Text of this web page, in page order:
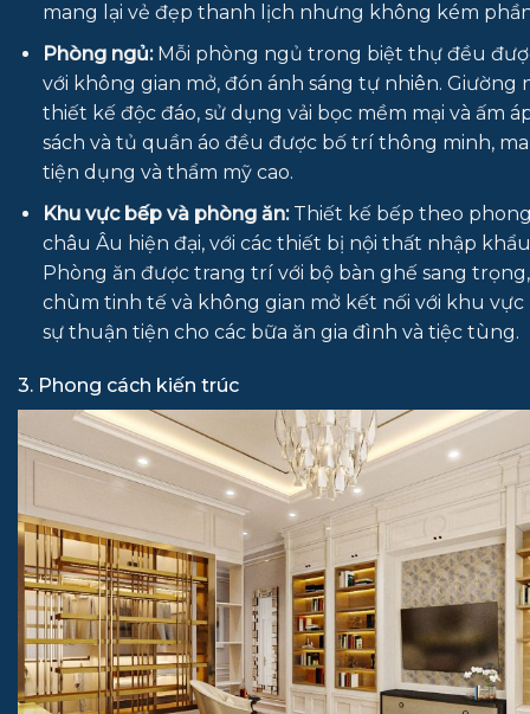
mang lại vẻ đẹp thanh lịch nhưng không kém
Phòng ngủ:Mỗi phòng ngủ trong biệt thự đều
với không gian mở, đón ánh sáng tự nhiên. Giường
thiết kế độc đáo, sử dụng vải bọc mềm mại và ấm
sách và tủ quần áo đều được bố trí thông minh,
tiện dụng và thẩm mỹ cao.
Khu vực bếp và phòng ăn:Thiết kế bếp theo
châu Âu hiện đại, với các thiết bị nội thất nhập
Phòng ăn được trang trí với bộ bàn ghế sang
chùm tinh tế và không gian mở kết nối với khu vực
sự thuận tiện cho các bữa ăn gia đình và tiệc tùng.
3. Phong cách kiến trúc